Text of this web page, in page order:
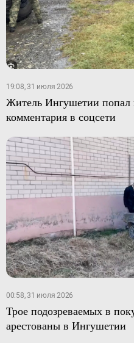
19:08, 31 июля 2026
Житель Ингушетии попал
комментария в соцсети
00:58, 31 июля 2026
Трое подозреваемых в
арестованы в Ингушетии